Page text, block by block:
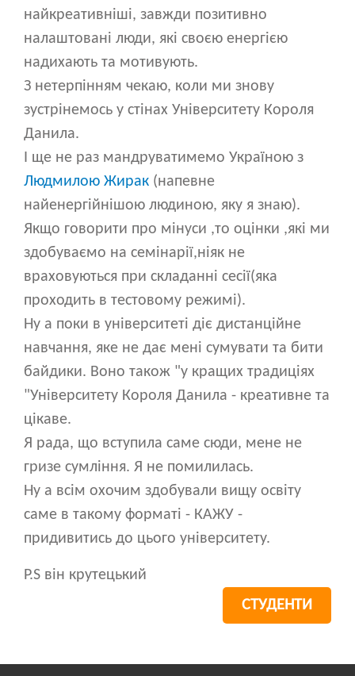
найкреативніші, завжди позитивно
налаштовані люди, які своєю енергією
надихають та мотивують.
З нетерпінням чекаю, коли ми знову
зустрінемось у стінах Університету Короля
Данила.
І ще не раз мандруватимемо Україною з
Людмилою Жирак (напевне
найенергійнішою людиною, яку я знаю).
Якщо говорити про мінуси ,то оцінки ,які ми
здобуваємо на семінарії,ніяк не
враховуються при складанні сесії(яка
проходить в тестовому режимі).
Ну а поки в університеті діє дистанційне
навчання, яке не дає мені сумувати та бити
байдики. Воно також "у кращих традиціях
"Університету Короля Данила - креативне та
цікаве.
Я рада, що вступила саме сюди, мене не
гризе сумління. Я не помилилась.
Ну а всім охочим здобували вищу освіту
саме в такому форматі - КАЖУ -
придивитись до цього університету.
P.S він крутецький
СТУДЕНТИ